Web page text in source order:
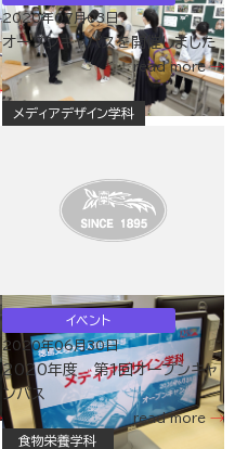
2020年07月03日
オープンキャパスを開催しました
read more
メディアデザイン学科
イベント
2020年06月30日
2020年度 第1回オープンキャ
ンパス
read more
食物栄養学科